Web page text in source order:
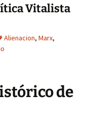
Vitalista
Alienacion, Marx,
de